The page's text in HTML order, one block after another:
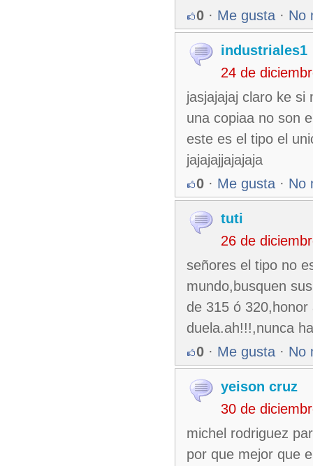
0 · Me gusta · No
industriales1
24 de
jasjajajaj claro ke si
una copiaa no son
este es el tipo el
jajajajjajajaja
0 · Me gusta · No
tuti
26 de
señores el tipo no
mundo,busquen
de 315 ó
duela.ah!!!,nunca
0 · Me gusta · No
yeison cruz
30 de
michel rodriguez
por que mejor que